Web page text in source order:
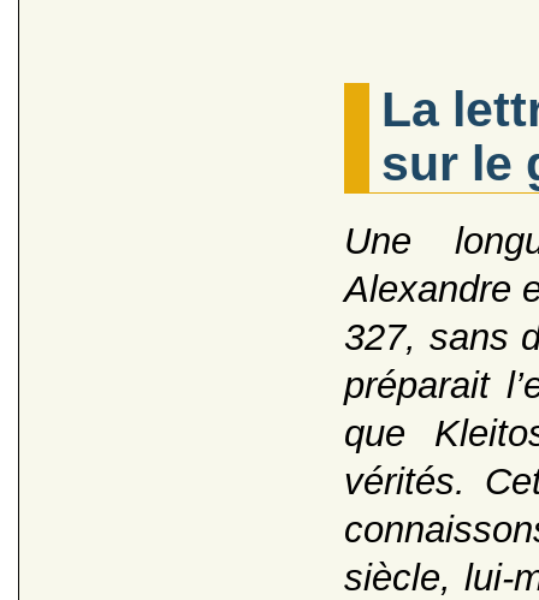
La
sur le
Une
Alexandre
327, sans
préparait
que
vérités.
siècle, lui-